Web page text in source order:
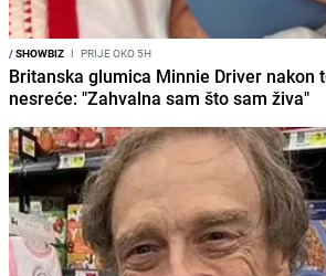
/SHOWBIZ I PRIJE OKO 5H
Britanska glumica Minnie Driver nakon
nesreće: "Zahvalna sam što sam živa"